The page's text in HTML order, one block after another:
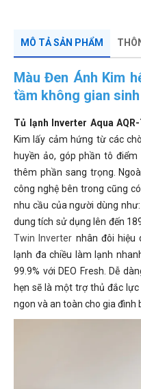
MÔ TẢ SẢN PHẨM
Màu Đen Ánh Kim
tầm không gian
Tủ lạnh Inverter Aqua AQR-
Kim lấy cảm hứng từ các
huyền ảo, góp phần tô
thêm phần sang trọng.
công nghệ bên trong cũng
nhu cầu của người dùng
dung tích sử dụng lên đến
Twin Inverter nhân đôi hiệu
lạnh đa chiều làm lạnh
99.9% với DEO Fresh. Dễ
hẹn sẽ là một trợ thủ đắc
ngon và an toàn cho gia đình